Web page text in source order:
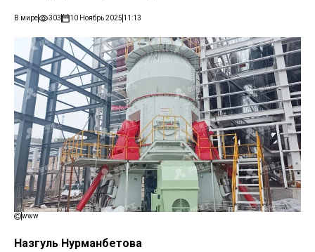
В мире 303 10 Ноябрь 2025 11:13
www
Назгуль Нурманбетова